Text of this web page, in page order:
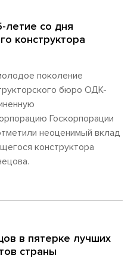
летие со дня
конструктора
поколение
бюро ОДК-
Госкорпорации
неоценимый вклад
конструктора
в пятерке лучших
страны